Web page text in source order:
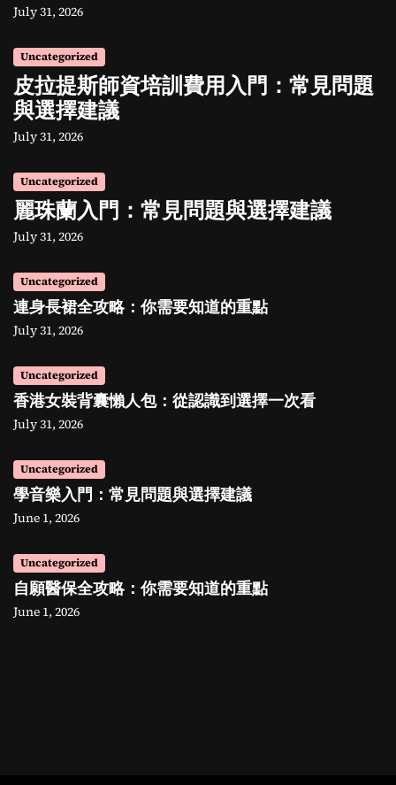
July 31, 2026
Uncategorized
皮拉提斯師資培訓費用入門：常見問題
與選擇建議
July 31, 2026
Uncategorized
麗珠蘭入門：常見問題與選擇建議
July 31, 2026
Uncategorized
連身長裙全攻略：你需要知道的重點
July 31, 2026
Uncategorized
香港女裝背囊懶人包：從認識到選擇一次看
July 31, 2026
Uncategorized
學音樂入門：常見問題與選擇建議
June 1, 2026
Uncategorized
自願醫保全攻略：你需要知道的重點
June 1, 2026